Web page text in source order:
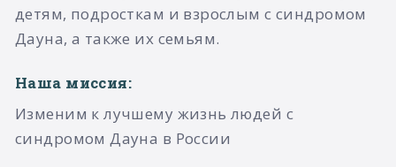
детям, подросткам и взрослым с синдромом
Дауна, а также их семьям.​
Наша миссия:
Изменим к лучшему жизнь людей с
синдромом Дауна в России